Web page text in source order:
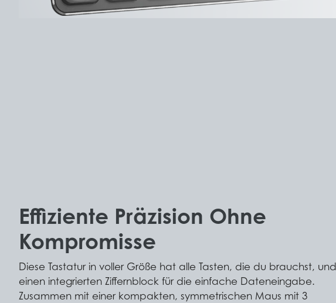
Effiziente Präzision Ohne
Kompromisse
Diese Tastatur in voller Größe hat alle Tasten, die du brauchst, und
einen integrierten Ziffernblock für die einfache Dateneingabe.
Zusammen mit einer kompakten, symmetrischen Maus mit 3